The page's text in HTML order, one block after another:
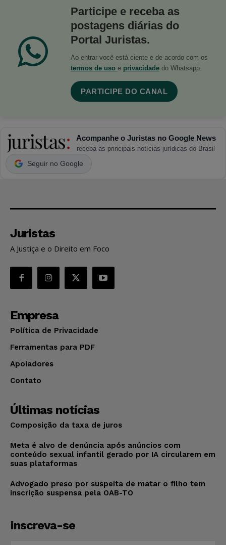
Participe e receba as
postagens diárias do
Portal Juristas.
Ao entrar você está ciente e de acordo com os
termos de uso e privacidade do Whatsapp.
PARTICIPE DO CANAL
Acompanhe o Juristas no Google News
receba as principais notícias jurídicas do Brasil
Seguir no Google
Juristas
A Justiça e o Direito em Foco
Empresa
Política de Privacidade
Ferramentas para PDF
Apoiadores
Contato
Últimas notícias
Composição da taxa de juros
Meta é alvo de denúncia após anúncios com
conteúdo sexual infantil gerado por IA circularem em
suas plataformas
Advogado preso por suspeita de matar o filho tem
inscrição suspensa pela OAB-TO
Inscreva-se